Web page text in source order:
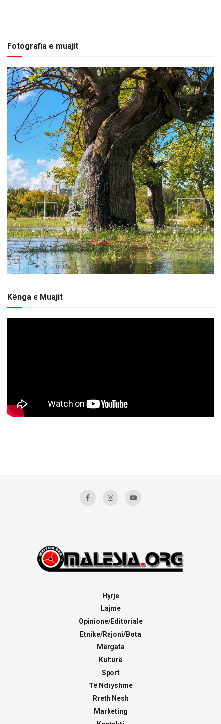
Fotografia e muajit
Kënga e Muajit
Hyrje
Lajme
Opinione/Editoriale
Etnike/Rajoni/Bota
Mërgata
Kulturë
Sport
Të Ndryshme
Rreth Nesh
Marketing